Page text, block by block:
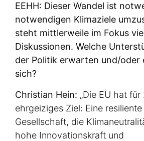
EEHH: Dieser Wandel ist
notwendigen Klimaziele
steht mittlerweile im Fokus
Diskussionen. Welche
der Politik erwarten und/oder
sich?
Christian Hein: „Die EU hat
ehrgeiziges Ziel: Eine
Gesellschaft, die
hohe Innovationskraft und